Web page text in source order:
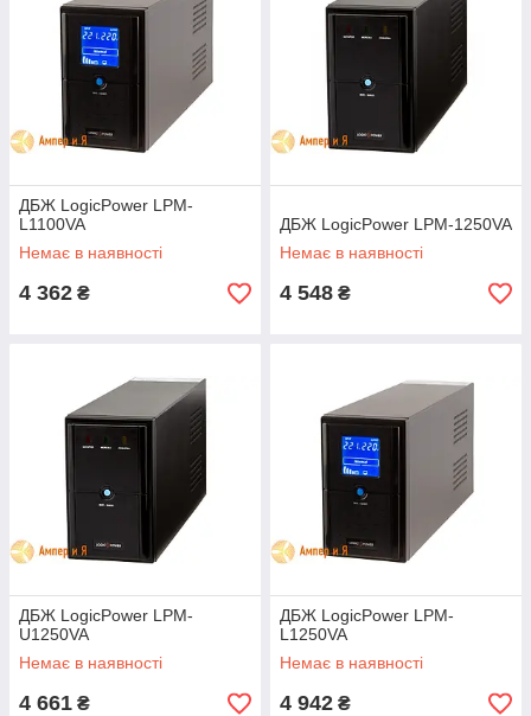
ДБЖ LogicPower LPM-
L1100VA
Немає в наявності
4 362 ₴
ДБЖ LogicPower LPM-1250VA
Немає в наявності
4 548 ₴
ДБЖ LogicPower LPM-
U1250VA
Немає в наявності
4 661 ₴
ДБЖ LogicPower LPM-
L1250VA
Немає в наявності
4 942 ₴